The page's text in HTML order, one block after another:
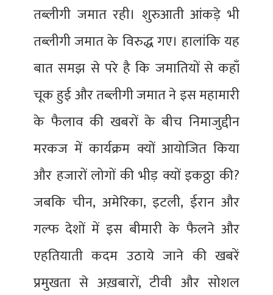
तब्लीगी जमात रही। शुरुआती आंकड़े भी
तब्लीगी जमात के विरुद्ध गए। हालांकि यह
बात समझ से परे है कि जमातियों से कहाँ
चूक हुई और तब्लीगी जमात ने इस महामारी
के फैलाव की खबरों के बीच निमाजुद्दीन
मरकज में कार्यक्रम क्यों आयोजित किया
और हजारों लोगों की भीड़ क्यों इकठ्ठा की?
जबकि चीन, अमेरिका, इटली, ईरान और
गल्फ देशों में इस बीमारी के फैलने और
एहतियाती कदम उठाये जाने की खबरें
प्रमुखता से अख़बारों, टीवी और सोशल